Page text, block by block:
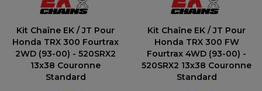
Kit Chaîne EK / JT Pour
Honda TRX 300 Fourtrax
2WD (93-00) - 520SRX2
13x38 Couronne
Standard
Kit Chaîne EK / JT Pour
Honda TRX 300 FW
Fourtrax 4WD (93-00) -
520SRX2 13x38 Couronne
Standard